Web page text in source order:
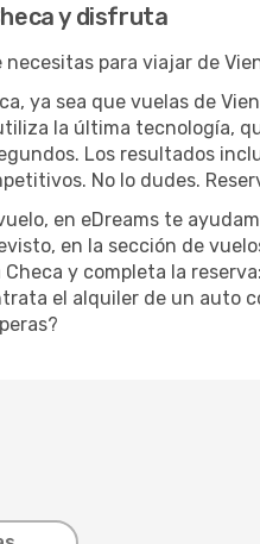
y disfruta
para viajar de
ya sea que vuelas de
la última tecnología,
Los resultados
No lo dudes.
en eDreams te
en la sección de
y completa la
el alquiler de un auto